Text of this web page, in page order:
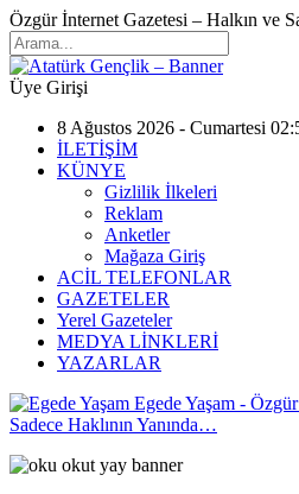
Özgür İnternet Gazetesi – Halkın ve
Üye Girişi
8 Ağustos 2026 - Cumartesi
İLETİŞİM
KÜNYE
Gizlilik İlkeleri
Reklam
Anketler
Mağaza Giriş
ACİL TELEFONLAR
GAZETELER
Yerel Gazeteler
MEDYA LİNKLERİ
YAZARLAR
Egede Yaşam -
Sadece Haklının Yanında…